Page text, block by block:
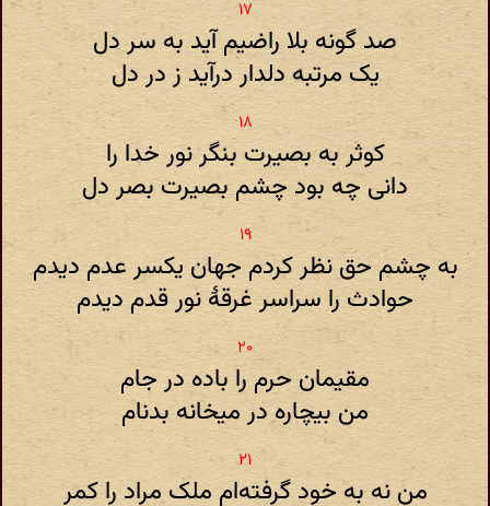
صد گونه بلا راضیم آید به سر دل
یک مرتبه دلدار درآید ز در دل
کوثر به بصیرت بنگر نور خدا را
دانی چه بود چشم بصیرت بصر دل
به چشم حق نظر کردم جهان یکسر عدم دیدم
حوادث را سراسر غرقهٔ نور قدم دیدم
مقیمان حرم را باده در جام
من بیچاره در میخانه بدنام
من نه به خود گرفته‌ام ملک مراد را کمر